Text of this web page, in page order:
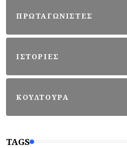
ΠΡΩΤΑΓΩΝΙΣΤΕΣ
ΙΣΤΟΡΙΕΣ
ΚΟΥΛΤΟΥΡΑ
TAGS